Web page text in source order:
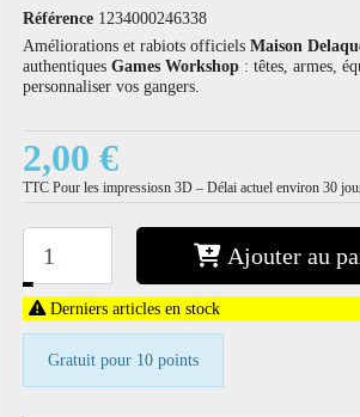
Référence 1234000246338
Améliorations et rabiots officiels Maison
authentiques Games Workshop : têtes, armes,
personnaliser vos gangers.
2,00 €
TTC Pour les impressiosn 3D – Délai actuel environ 30
+
−
Ajouter au
Derniers articles en stock
Gratuit pour 10 points